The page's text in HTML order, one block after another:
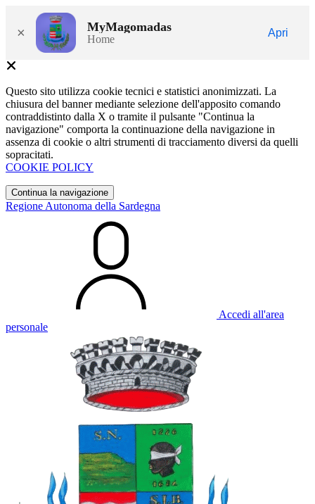
× MyMagomadas
Home
Apri
Questo sito utilizza cookie tecnici e statistici anonimizzati. La
chiusura del banner mediante selezione dell'apposito comando
contraddistinto dalla X o tramite il pulsante "Continua la
navigazione" comporta la continuazione della navigazione in
assenza di cookie o altri strumenti di tracciamento diversi da quelli
sopracitati.
COOKIE POLICY
Continua la navigazione
Regione Autonoma della Sardegna
Accedi all'area
personale